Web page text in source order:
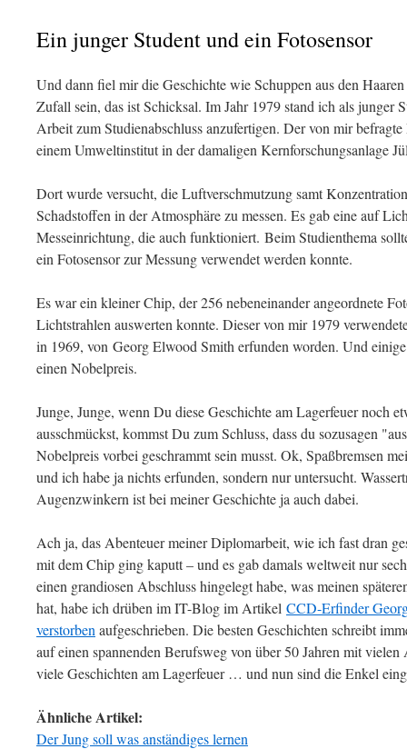
Ein junger Student und ein Fotosensor
Und dann fiel mir die Geschichte wie Schuppen aus den
Zufall sein, das ist Schicksal. Im Jahr 1979 stand ich als junger
Arbeit zum Studienabschluss anzufertigen. Der von mir
einem Umweltinstitut in der damaligen Kernforschungsanlage
Dort wurde versucht, die Luftverschmutzung samt
Schadstoffen in der Atmosphäre zu messen. Es gab eine auf
Messeinrichtung, die auch funktioniert. Beim Studienthema
ein Fotosensor zur Messung verwendet werden konnte.
Es war ein kleiner Chip, der 256 nebeneinander angeordnete
Lichtstrahlen auswerten konnte. Dieser von mir 1979
in 1969, von Georg Elwood Smith erfunden worden. Und einige
einen Nobelpreis.
Junge, Junge, wenn Du diese Geschichte am Lagerfeuer noch
ausschmückst, kommst Du zum Schluss, dass du sozusagen
Nobelpreis vorbei geschrammt sein musst. Ok, Spaßbremsen
und ich habe ja nichts erfunden, sondern nur untersucht.
Augenzwinkern ist bei meiner Geschichte ja auch dabei.
Ach ja, das Abenteuer meiner Diplomarbeit, wie ich fast dran
mit dem Chip ging kaputt – und es gab damals weltweit nur
einen grandiosen Abschluss hingelegt habe, was meinen
hat, habe ich drüben im IT-Blog im Artikel CCD-Erfinder
verstorben aufgeschrieben. Die besten Geschichten schreibt
auf einen spannenden Berufsweg von über 50 Jahren mit
viele Geschichten am Lagerfeuer … und nun sind die Enkel
Ähnliche Artikel:
Der Jung soll was anständiges lernen